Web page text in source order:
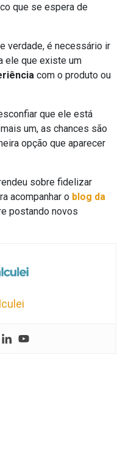
que se espera de
verdade, é necessário ir
ele que existe um
com o produto ou
que ele está
um, as chances são
opção que aparecer
sobre fidelizar
acompanhar o blog da
postando novos